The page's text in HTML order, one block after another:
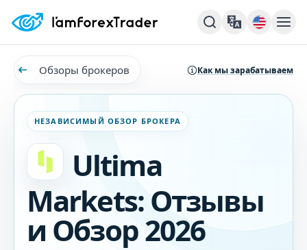
Обзоры брокеров Как мы зарабатываем
НЕЗАВИСИМЫЙ ОБЗОР БРОКЕРА
Ultima
Markets: Отзывы
и Обзор 2026